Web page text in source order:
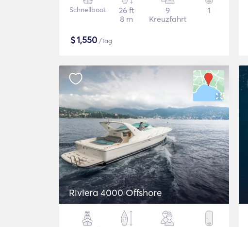
Schnellboot
26 ft
8 m
9
Kreuzfahrt
1
$1,550 /Tag
Riviera 4000 Offshore